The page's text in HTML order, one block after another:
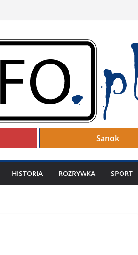
Sanok
HISTORIA ROZRYWKA SPORT